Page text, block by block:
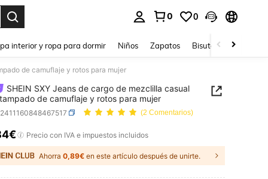
0 0
interior y ropa para dormir Niños Zapatos Bisutería Y
de camuflaje y rotos para mujer
SHEIN SXY Jeans de cargo de mezclilla casual
de camuflaje y rotos para mujer
(2 Comentarios)
AND AVAILABILITY
Precio con IVA e impuestos incluidos
Ahorra 0,89€ en este artículo después de unirte.